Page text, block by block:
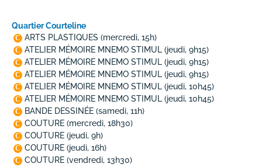
Quartier Courteline
C ARTS PLASTIQUES (mercredi, 15h)
C ATELIER MÉMOIRE MNEMO STIMUL (jeudi, 9h15)
C ATELIER MÉMOIRE MNEMO STIMUL (jeudi, 9h15)
C ATELIER MÉMOIRE MNEMO STIMUL (jeudi, 9h15)
C ATELIER MÉMOIRE MNEMO STIMUL (jeudi, 10h45)
C ATELIER MÉMOIRE MNEMO STIMUL (jeudi, 10h45)
C BANDE DESSINÉE (samedi, 11h)
C COUTURE (mercredi, 18h30)
C COUTURE (jeudi, 9h)
C COUTURE (jeudi, 16h)
C COUTURE (vendredi, 13h30)